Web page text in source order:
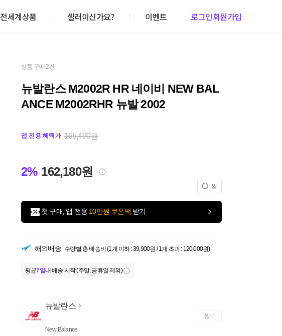
전세계상품 셀러이신가요? 이벤트 로그인회원가입
상품 구매 2건
뉴발란스 M2002R HR 네이비 NEW BAL
ANCE M2002RHR 뉴발 2002
앱 전용 혜택가 165,490원
2% 162,180원
찜
첫 구매, 앱 전용 10만원 쿠폰팩 받기
해외배송 수량별 총 배송비 (1개 이하 : 39,900원 / 1개 초과 : 120,000원)
평균7일내 배송 시작 (주말, 공휴일 제외)
뉴발란스
New Balance
찜